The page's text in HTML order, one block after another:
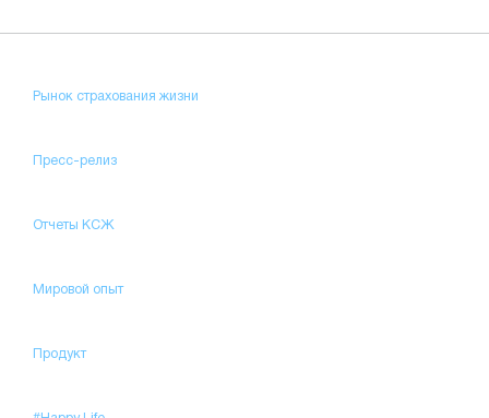
Рынок страхования жизни
Пресс-релиз
Отчеты КСЖ
Мировой опыт
Продукт